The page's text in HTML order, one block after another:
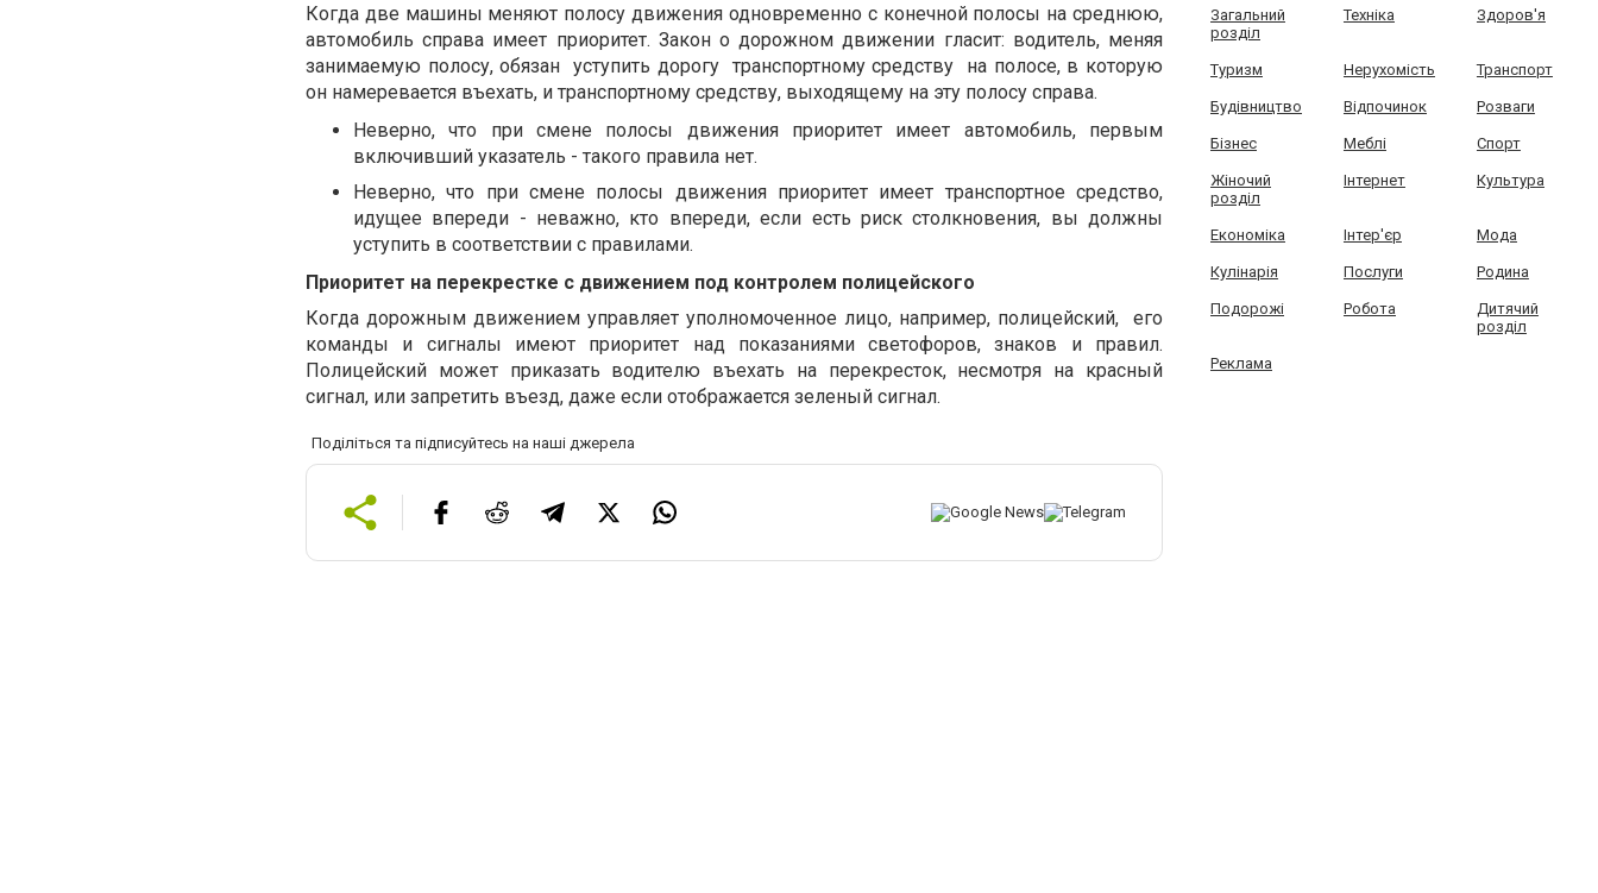
Когда две машины меняют полосу движения одновременно с конечной полосы на среднюю,
автомобиль справа имеет приоритет. Закон о дорожном движении гласит: водитель, меняя
занимаемую полосу, обязан уступить дорогу транспортному средству
на полосе, в которую
он намеревается въехать, и транспортному средству, выходящему на эту полосу справа.
Неверно, что при смене полосы движения приоритет имеет автомобиль, первым
включивший указатель - такого правила нет.
Неверно, что при смене полосы движения приоритет имеет транспортное средство,
идущее впереди - неважно, кто впереди, если есть риск столкновения, вы должны
уступить в соответствии с правилами.
Приоритет на перекрестке с движением под контролем полицейского
Когда дорожным движением управляет уполномоченное лицо, например, полицейский,
его
команды и сигналы имеют приоритет над показаниями светофоров, знаков и правил.
Полицейский может приказать водителю въехать на перекресток, несмотря на красный
сигнал, или запретить въезд, даже если отображается зеленый сигнал.
Поділіться та підписуйтесь на наші джерела
Загальний
розділ
Техніка Здоров'я
Туризм Нерухомість Транспорт
Будівництво Відпочинок Розваги
Бізнес Меблі Спорт
Жіночий
розділ
Інтернет Культура
Економіка Інтер'єр Мода
Кулінарія Послуги Родина
Подорожі Робота
Дитячий
розділ
Реклама